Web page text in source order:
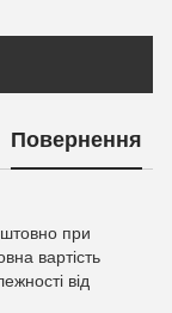
Повернення
при
вартість
від